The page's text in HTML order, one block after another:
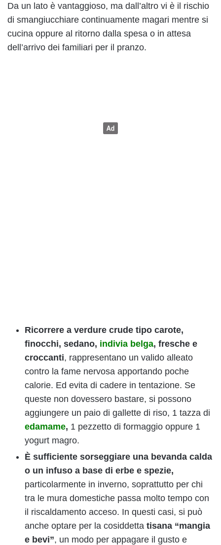
Da un lato è vantaggioso, ma dall’altro vi è il rischio
di smangiucchiare continuamente magari mentre si
cucina oppure al ritorno dalla spesa o in attesa
dell’arrivo dei familiari per il pranzo.
Ricorrere a verdure crude tipo carote,
finocchi, sedano, indivia belga, fresche e
croccanti, rappresentano un valido alleato
contro la fame nervosa apportando poche
calorie. Ed evita di cadere in tentazione. Se
queste non dovessero bastare, si possono
aggiungere un paio di gallette di riso, 1 tazza di
edamame, 1 pezzetto di formaggio oppure 1
yogurt magro.
È sufficiente sorseggiare una bevanda calda
o un infuso a base di erbe e spezie,
particolarmente in inverno, soprattutto per chi
tra le mura domestiche passa molto tempo con
il riscaldamento acceso. In questi casi, si può
anche optare per la cosiddetta tisana “mangia
e bevi”, un modo per appagare il gusto e